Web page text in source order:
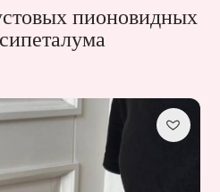
пионовидных